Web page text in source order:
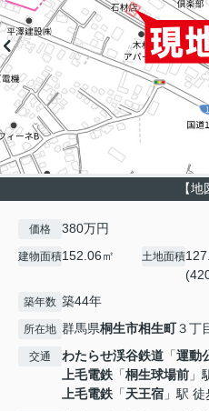
【地
価格 380万円
建物面積152.06㎡ 土地面積
築年数 築44年
所在地 群馬県桐生市相生町３丁
交通 わたらせ渓谷鉄道 「運動
上毛電鉄 「桐生球場前 」
上毛電鉄 「天王宿 」駅